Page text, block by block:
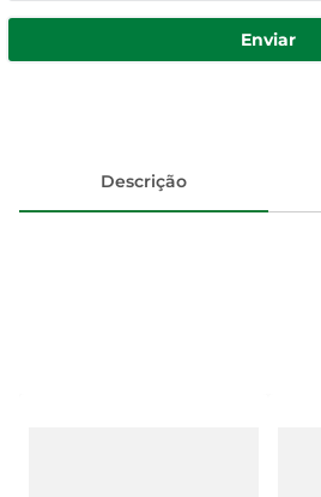
Enviar
Descrição